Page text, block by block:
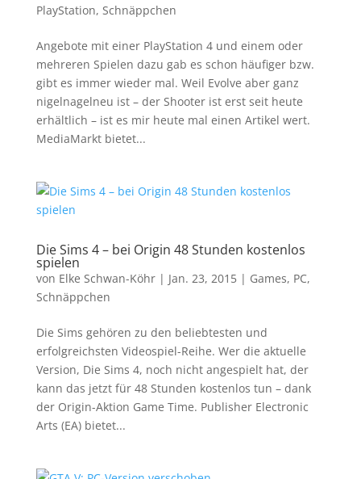
PlayStation, Schnäppchen
Angebote mit einer PlayStation 4 und einem oder
mehreren Spielen dazu gab es schon häufiger bzw.
gibt es immer wieder mal. Weil Evolve aber ganz
nigelnagelneu ist – der Shooter ist erst seit heute
erhältlich – ist es mir heute mal einen Artikel wert.
MediaMarkt bietet...
Die Sims 4 – bei Origin 48 Stunden kostenlos
spielen
von Elke Schwan-Köhr| Jan. 23, 2015| Games, PC,
Schnäppchen
Die Sims gehören zu den beliebtesten und
erfolgreichsten Videospiel-Reihe. Wer die aktuelle
Version, Die Sims 4, noch nicht angespielt hat, der
kann das jetzt für 48 Stunden kostenlos tun – dank
der Origin-Aktion Game Time. Publisher Electronic
Arts (EA) bietet...